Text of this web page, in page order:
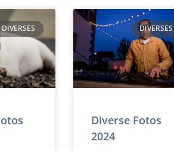
DIVERSES DIVERSES
Diverse Fotos
2024